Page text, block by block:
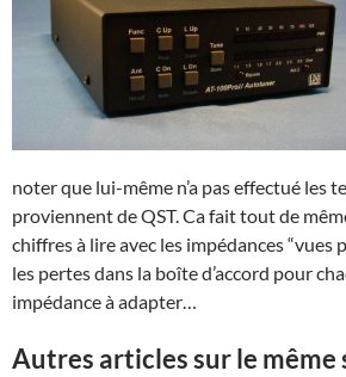
noter que lui-même n’a pas effectué les
proviennent de QST. Ca fait tout de
chiffres à lire avec les impédances “vues
les pertes dans la boîte d’accord pour
impédance à adapter…
Autres articles sur le même